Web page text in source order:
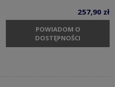
257,90 zł
POWIADOM O
DOSTĘPNOŚCI